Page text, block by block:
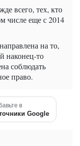
всего, тех, кто
числе еще с 2014
​​на то,
наконец-то
соблюдать
право.
в
Google